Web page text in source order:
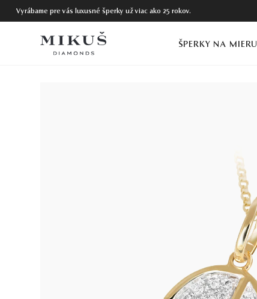
Vyrábame pre vás luxusné šperky už viac ako 25 rokov.
ŠPERKY NA MIERU